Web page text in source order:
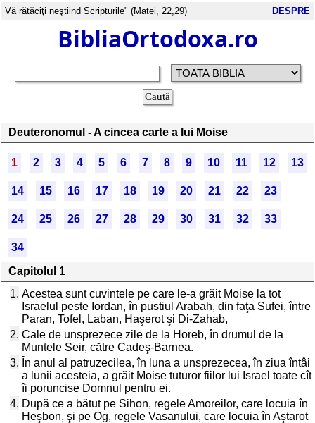
Vă rătăciţi neştiind Scripturile" (Matei, 22,29) DESPRE
BibliaOrtodoxa.ro
Deuteronomul - A cincea carte a lui Moise
1 2 3 4 5 6 7 8 9 10 11 12 13
14 15 16 17 18 19 20 21 22 23
24 25 26 27 28 29 30 31 32 33
34
Capitolul 1
1. Acestea sunt cuvintele pe care le-a grăit Moise la tot
Israelul peste Iordan, în pustiul Arabah, din faţa Sufei, între
Paran, Tofel, Laban, Haşerot şi Di-Zahab,
2. Cale de unsprezece zile de la Horeb, în drumul de la
Muntele Seir, către Cadeş-Barnea.
3. În anul al patruzecilea, în luna a unsprezecea, în ziua întâi
a lunii acesteia, a grăit Moise tuturor fiilor lui Israel toate cît
îi poruncise Domnul pentru ei.
4. După ce a bătut pe Sihon, regele Amoreilor, care locuia în
Heşbon, şi pe Og, regele Vasanului, care locuia în Aştarot